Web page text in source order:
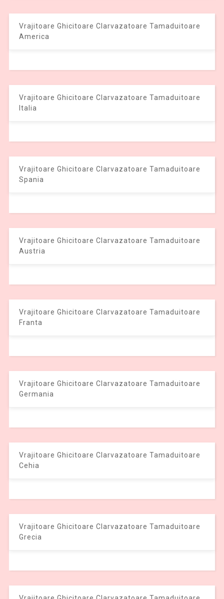
Vrajitoare Ghicitoare Clarvazatoare Tamaduitoare
America
Vrajitoare Ghicitoare Clarvazatoare Tamaduitoare
Italia
Vrajitoare Ghicitoare Clarvazatoare Tamaduitoare
Spania
Vrajitoare Ghicitoare Clarvazatoare Tamaduitoare
Austria
Vrajitoare Ghicitoare Clarvazatoare Tamaduitoare
Franta
Vrajitoare Ghicitoare Clarvazatoare Tamaduitoare
Germania
Vrajitoare Ghicitoare Clarvazatoare Tamaduitoare
Cehia
Vrajitoare Ghicitoare Clarvazatoare Tamaduitoare
Grecia